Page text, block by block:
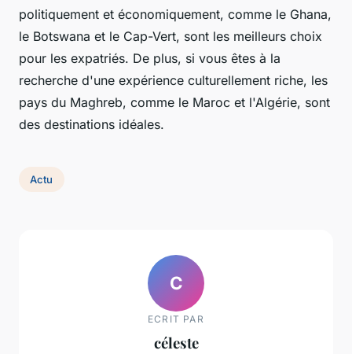
politiquement et économiquement, comme le Ghana,
le Botswana et le Cap-Vert, sont les meilleurs choix
pour les expatriés. De plus, si vous êtes à la
recherche d'une expérience culturellement riche, les
pays du Maghreb, comme le Maroc et l'Algérie, sont
des destinations idéales.
Actu
C
ECRIT PAR
céleste